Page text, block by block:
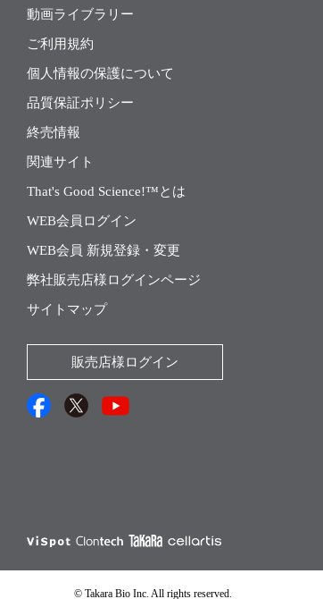
動画ライブラリー
ご利用規約
個人情報の保護について
品質保証ポリシー
終売情報
関連サイト
That's Good Science!™とは
WEB会員ログイン
WEB会員 新規登録・変更
弊社販売店様ログインページ
サイトマップ
販売店様ログイン
© Takara Bio Inc. All rights reserved.